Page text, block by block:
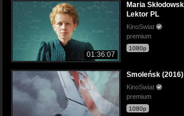
01:36:07
Maria
Lektor PL
KinoSwiat
premium
1080p
Smoleńsk
KinoSwiat
premium
1080p